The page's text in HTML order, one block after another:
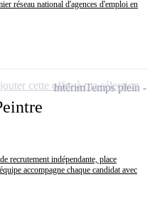
réseau national d'agences d'emploi en
recrutement indépendante, place
accompagne chaque candidat avec
IntérimTemps plein
cette offre à ma sélection